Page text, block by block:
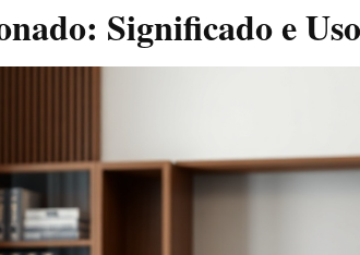
Significado e